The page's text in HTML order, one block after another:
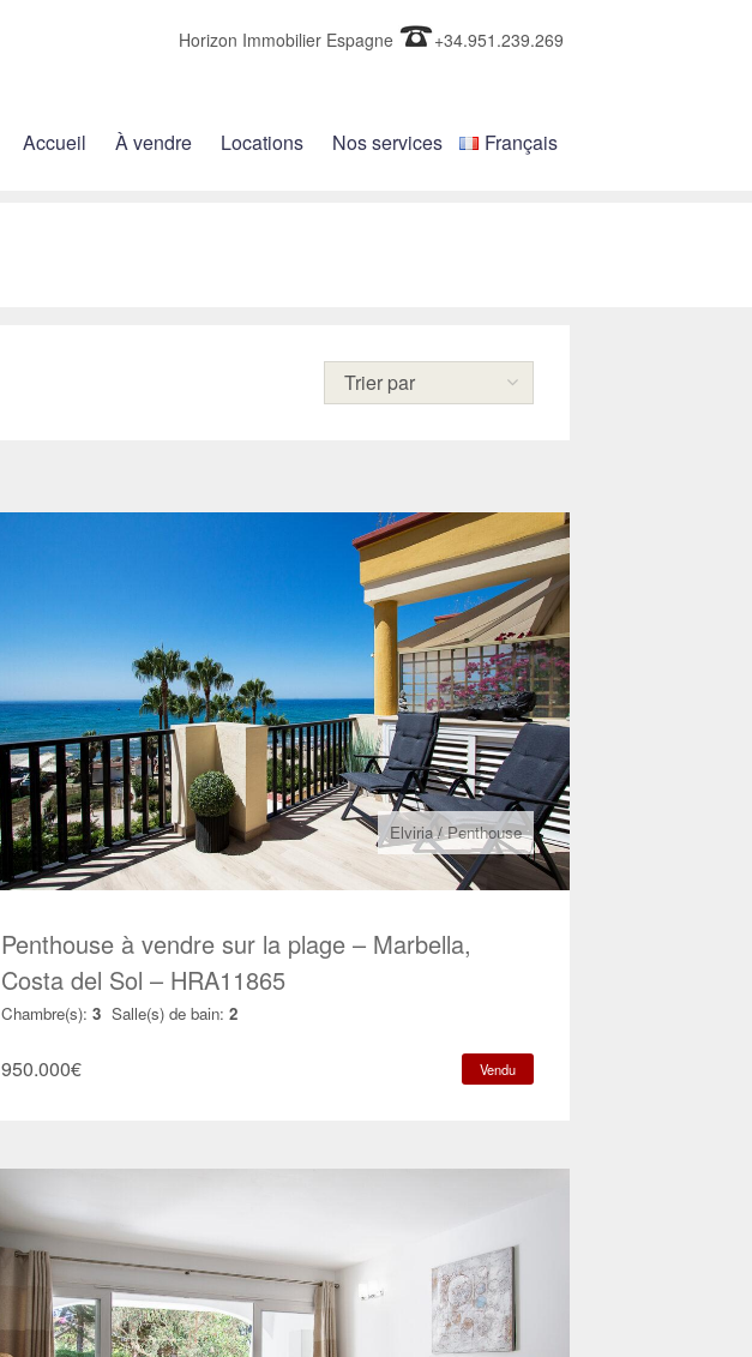
Accueil À vendre Locations Nos services Français
Horizon Immobilier Espagne +34.951.239.269
Elviria/Penthouse
Penthouse à vendre sur la plage – Marbella,
Costa del Sol – HRA11865
Chambre(s): 3 Salle(s) de bain: 2
950.000€ Vendu